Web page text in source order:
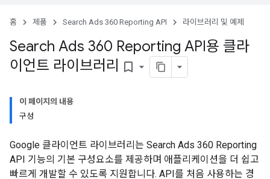
홈 제품 Search Ads 360 Reporting API 라이브러리 및 예제
Search Ads 360 Reporting API용 클라
이언트 라이브러리
bookmark_border
이 페이지의 내용
구성
Google 클라이언트 라이브러리는 Search Ads 360 Reporting
API 기능의 기본 구성요소를 제공하며 애플리케이션을 더 쉽고
빠르게 개발할 수 있도록 지원합니다. API를 처음 사용하는 경